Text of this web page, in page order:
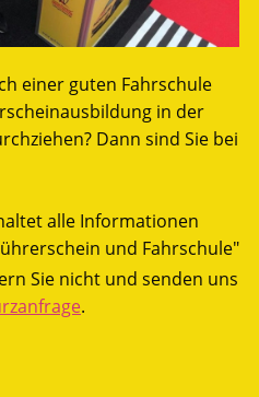
einer guten Fahrschule
in der
Dann sind Sie bei
alle Informationen
und Fahrschule"
Sie nicht und senden uns
.